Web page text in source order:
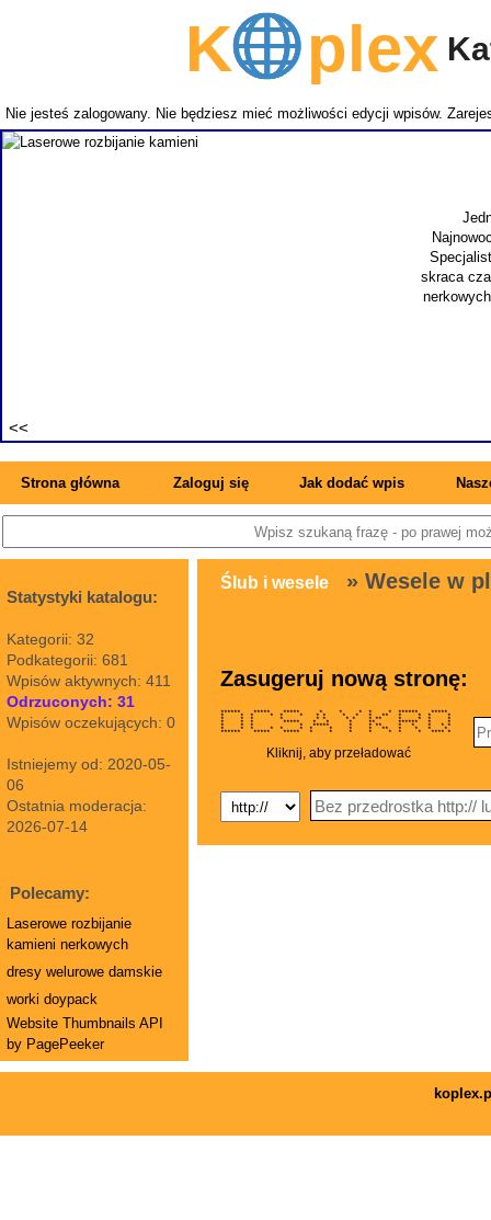
Kplex
Nie jesteś zalogowany. Nie będziesz mieć możliwości edycji wpisów.
skraca
Strona główna Zaloguj się Jak dodać wpis
Statystyki katalogu:
Kategorii: 32
Podkategorii: 681
Wpisów aktywnych: 411
Odrzuconych: 31
Wpisów oczekujących: 0
Istniejemy od: 2020-05-
06
Ostatnia moderacja:
2026-07-14
Polecamy:
Laserowe rozbijanie
kamieni nerkowych
dresy welurowe damskie
worki doypack
Website Thumbnails API
by PagePeeker
Ślub i wesele » Wesele w
Zasugeruj nową stronę:
****** ***** ***** * * * * * ****** *****
* * * * * * * * * * * ** * * * *
* * * * * * * * * ** * * * *
* * * ***** * * * ** ****** * *
* * * * ***** * * ** * * * * *
* * * * * * * * * * ** * * * *
****** ***** ***** * * * * * * * **** *
Kliknij, aby przeładować